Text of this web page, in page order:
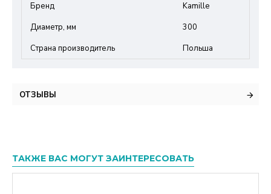
Бренд
Kamille
Диаметр, мм
300
Страна производитель
Польша
ОТЗЫВЫ
ТАКЖЕ ВАС МОГУТ ЗАИНТЕРЕСОВАТЬ